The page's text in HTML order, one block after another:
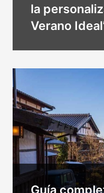
la
Verano
Guía